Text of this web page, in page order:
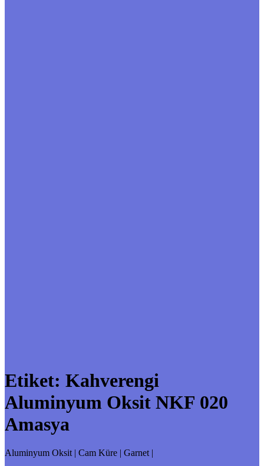
Etiket: Kahverengi
Aluminyum Oksit NKF 020
Amasya
Aluminyum Oksit | Cam Küre | Garnet |